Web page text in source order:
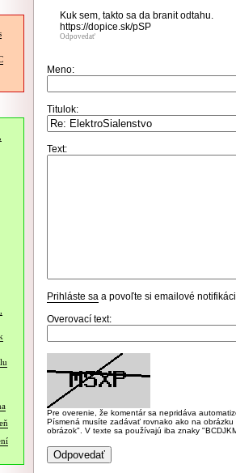
Kuk sem, takto sa da branit odtahu.
https://dopice.sk/pSP
Odpovedať
Meno:
Titulok:
Text:
Prihláste sa a povoľte si emailové
Overovací text:
Pre overenie, že komentár sa nepridáva
Písmená musíte zadávať rovnako ako na
obrázok". V texte sa používajú iba znaky